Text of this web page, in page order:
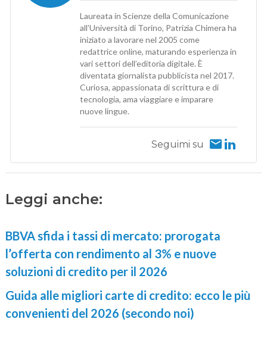
Laureata in Scienze della Comunicazione
all’Università di Torino, Patrizia Chimera ha
iniziato a lavorare nel 2005 come
redattrice online, maturando esperienza in
vari settori dell’editoria digitale. È
diventata giornalista pubblicista nel 2017.
Curiosa, appassionata di scrittura e di
tecnologia, ama viaggiare e imparare
nuove lingue.
Seguimi su
Leggi anche:
BBVA sfida i tassi di mercato: prorogata
l’offerta con rendimento al 3% e nuove
soluzioni di credito per il 2026
Guida alle migliori carte di credito: ecco le più
convenienti del 2026 (secondo noi)